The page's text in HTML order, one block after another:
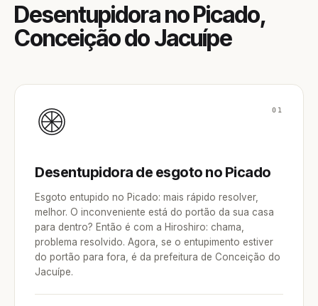
Desentupidora no Picado,
Conceição do Jacuípe
01
Desentupidora de esgoto no Picado
Esgoto entupido no Picado: mais rápido resolver,
melhor. O inconveniente está do portão da sua casa
para dentro? Então é com a Hiroshiro: chama,
problema resolvido. Agora, se o entupimento estiver
do portão para fora, é da prefeitura de Conceição do
Jacuípe.